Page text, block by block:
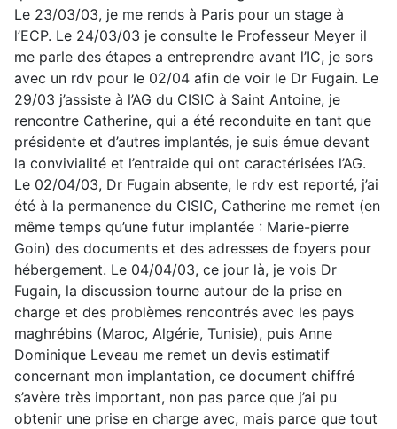
Le 23/03/03, je me rends à Paris pour un stage à
l’ECP. Le 24/03/03 je consulte le Professeur Meyer il
me parle des étapes a entreprendre avant l’IC, je sors
avec un rdv pour le 02/04 afin de voir le Dr Fugain. Le
29/03 j’assiste à l’AG du CISIC à Saint Antoine, je
rencontre Catherine, qui a été reconduite en tant que
présidente et d’autres implantés, je suis émue devant
la convivialité et l’entraide qui ont caractérisées l’AG.
Le 02/04/03, Dr Fugain absente, le rdv est reporté, j’ai
été à la permanence du CISIC, Catherine me remet (en
même temps qu’une futur implantée : Marie-pierre
Goin) des documents et des adresses de foyers pour
hébergement. Le 04/04/03, ce jour là, je vois Dr
Fugain, la discussion tourne autour de la prise en
charge et des problèmes rencontrés avec les pays
maghrébins (Maroc, Algérie, Tunisie), puis Anne
Dominique Leveau me remet un devis estimatif
concernant mon implantation, ce document chiffré
s’avère très important, non pas parce que j’ai pu
obtenir une prise en charge avec, mais parce que tout